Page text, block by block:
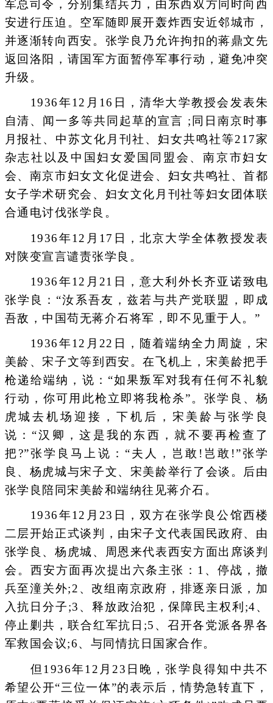
军总司令，分别集结兵力，由东西双方同时向西
安进行压迫。空军随即展开轰炸西安近邻城市，
并逐渐转向西安。张学良乃允许拘扣的蒋鼎文先
返回洛阳，请国军方面暂停军事行动，避免冲突
升级。
1936年12月16日，清华大学教授会发表朱
自清、闻一多等共同起草的宣言 ;同日南京时事
月报社、中苏文化月刊社、妇女共鸣社等217家
杂志社以及中国妇女爱国同盟会、南京市妇女
会、南京市妇女文化促进会、妇女共鸣社、首都
女子学术研究会、妇女文化月刊社等妇女团体联
合通电讨伐张学良。
1936年12月17日，北京大学全体教授发表
对陕变宣言谴责张学良。
1936年12月21日，意大利外长齐亚诺致电
张学良：“汝系吾友，兹若与共产党联盟，即成
吾敌，中国苟无蒋介石将军，即不见重于人。”
1936年12月22日，随着端纳全力周旋，宋
美龄、宋子文等到西安。在飞机上，宋美龄把手
枪递给端纳，说：“如果叛军对我有任何不礼貌
行动，你可用此枪立即将我枪杀”。张学良、杨
虎城去机场迎接，下机后，宋美龄与张学良
说：“汉卿，这是我的东西，就不要再检查了
把?”张学良马上说：“夫人，岂敢!岂敢!”张学
良、杨虎城与宋子文、宋美龄举行了会谈。后由
张学良陪同宋美龄和端纳往见蒋介石。
1936年12月23日，双方在张学良公馆西楼
二层开始正式谈判，由宋子文代表国民政府、由
张学良、杨虎城、周恩来代表西安方面出席谈判
会。西安方面再次提出六条主张：1、停战，撤
兵至潼关外;2、改组南京政府，排逐亲日派，加
入抗日分子;3、释放政治犯，保障民主权利;4、
停止剿共，联合红军抗日;5、召开各党派各界各
军救国会议;6、与同情抗日国家合作。
但1936年12月23日晚，张学良得知中共不
希望公开“三位一体”的表示后，情势急转直下，